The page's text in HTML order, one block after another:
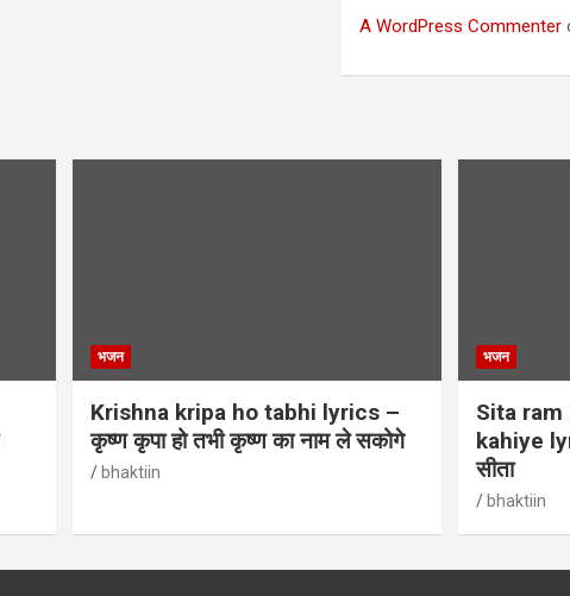
A WordPress Commenter
भजन
Krishna kripa ho tabhi lyrics –
कृष्ण कृपा हो तभी कृष्ण का नाम ले सकोगे
bhaktiin
भजन
Sita
kahiye
सीता
bhaktiin